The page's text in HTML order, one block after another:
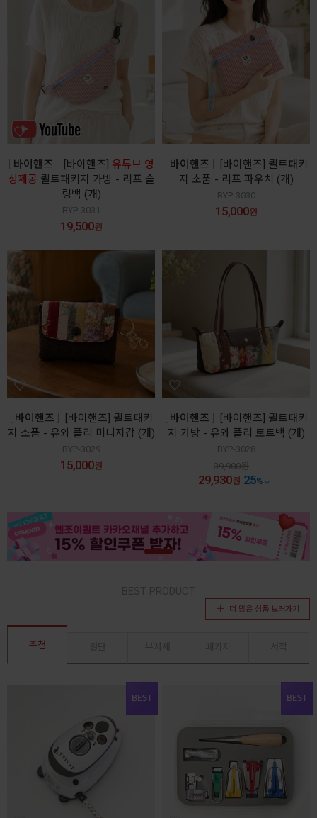
바이핸즈 [바이핸즈] 유튜브 영
상제공 퀼트패키지 가방 - 리프 슬
링백 (개)
BYP-3031
19,500원
바이핸즈
[바이핸즈] 퀼트패키
지 소품 - 리프 파우치 (개)
BYP-3030
15,000원
바이핸즈
[바이핸즈] 퀼트패키
지 소품 - 유와 플리 미니지갑 (개)
BYP-3029
15,000원
바이핸즈
[바이핸즈] 퀼트패키
지 가방 - 유와 플리 토트백 (개)
BYP-3028
39,900원
29,930원 25%
더 많은 상품 보러가기
추천